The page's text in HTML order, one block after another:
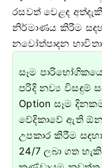
රසවත් වෙළඳ
නිර්මාණය කිරීම
නවෝත්පාදන
සෑම
පරිදි නව්‍ය විසඳුම්
Option සෑම
වේදිකාවේ ඇති
උපකාර කිරීම
24/7 ලබා ගත